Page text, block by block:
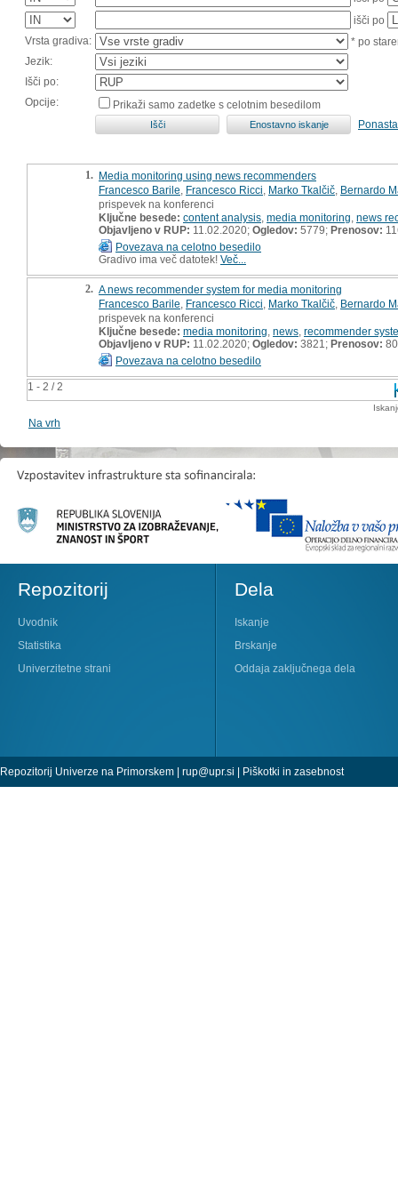
išči po
Vrsta gradiva:
* po
Jezik:
Išči po:
Opcije:
Prikaži samo zadetke s celotnim besedilom
1 - 2 / 2
1. Media monitoring using news recommenders
Francesco Barile Francesco Ricci Marko Tkalčič Bernardo
prispevek na konferenci
Ključne besede: content analysis media monitoring news
Objavljeno v RUP: 11.02.2020; Ogledov: 5779; Prenosov:
Povezava na celotno besedilo
Gradivo ima več datotek! Več...
2. A news recommender system for media monitoring
Francesco Barile Francesco Ricci Marko Tkalčič Bernardo
prispevek na konferenci
Ključne besede: media monitoring news recommender
Objavljeno v RUP: 11.02.2020; Ogledov: 3821; Prenosov: 80
Povezava na celotno besedilo
Na vrh
Repozitorij
Uvodnik
Statistika
Univerzitetne strani
Dela
Iskanje
Brskanje
Oddaja zaključnega dela
Repozitorij Univerze na Primorskem | rup@upr.si | Piškotki in zasebnost